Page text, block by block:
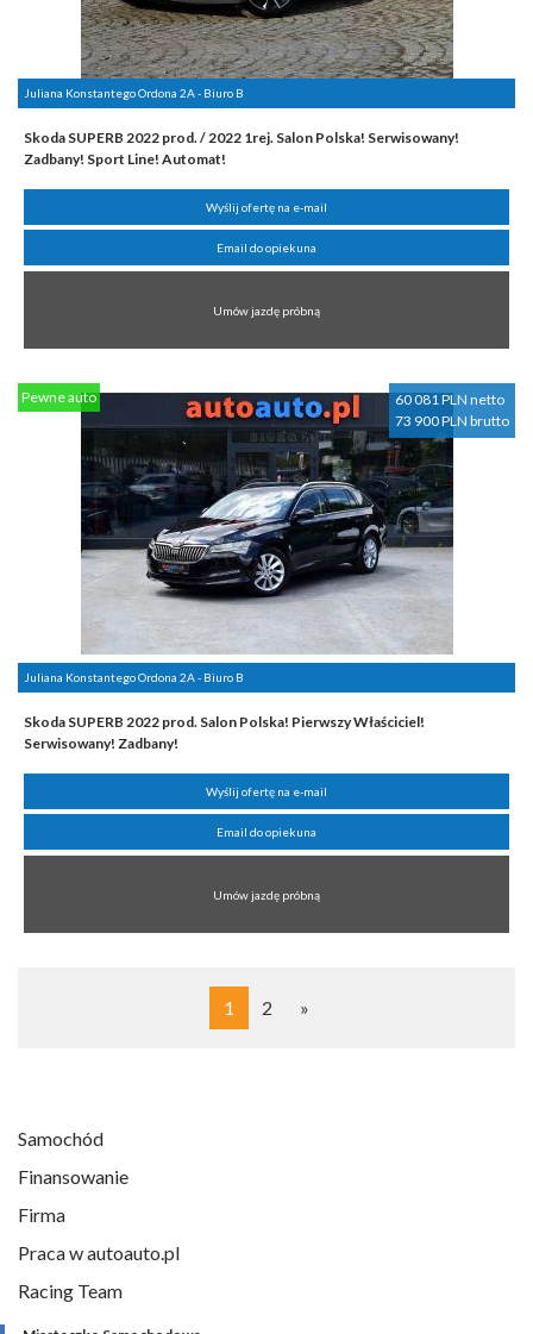
Juliana Konstantego Ordona 2A - Biuro B
Skoda SUPERB 2022 prod. / 2022 1rej. Salon Polska! Serwisowany!
Zadbany! Sport Line! Automat!
Wyślij ofertę na e-mail
Email do opiekuna
Umów jazdę próbną
60 081 PLN netto
73 900 PLN brutto
Pewne auto
Juliana Konstantego Ordona 2A - Biuro B
Skoda SUPERB 2022 prod. Salon Polska! Pierwszy Właściciel!
Serwisowany! Zadbany!
Wyślij ofertę na e-mail
Email do opiekuna
Umów jazdę próbną
1 2 »
Samochód
Finansowanie
Firma
Praca w autoauto.pl
Racing Team